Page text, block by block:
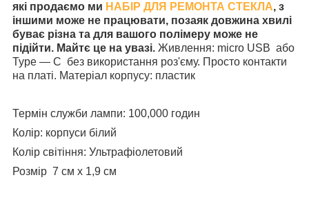
які продаємо ми НАБІР ДЛЯ РЕМОНТА СТЕКЛА, з
іншими може не працювати, позаяк довжина хвилі
буває різна та для вашого полімеру може не
підійти. Майтє це на увазі. Живлення: micro USB або
Type — C без використання роз'єму. Просто контакти
на платі. Матеріал корпусу: пластик
Термін служби лампи: 100,000 годин
Колір: корпуси білий
Колір світіння: Ультрафіолетовий
Розмір 7 см х 1,9 см